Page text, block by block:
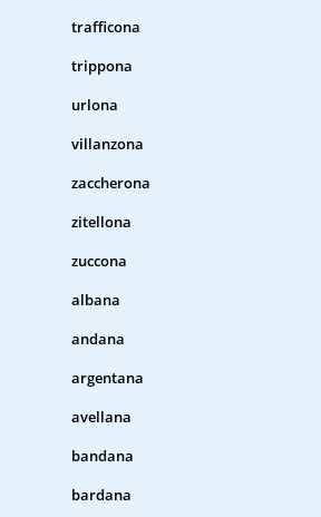
trafficona
trippona
urlona
villanzona
zaccherona
zitellona
zuccona
albana
andana
argentana
avellana
bandana
bardana